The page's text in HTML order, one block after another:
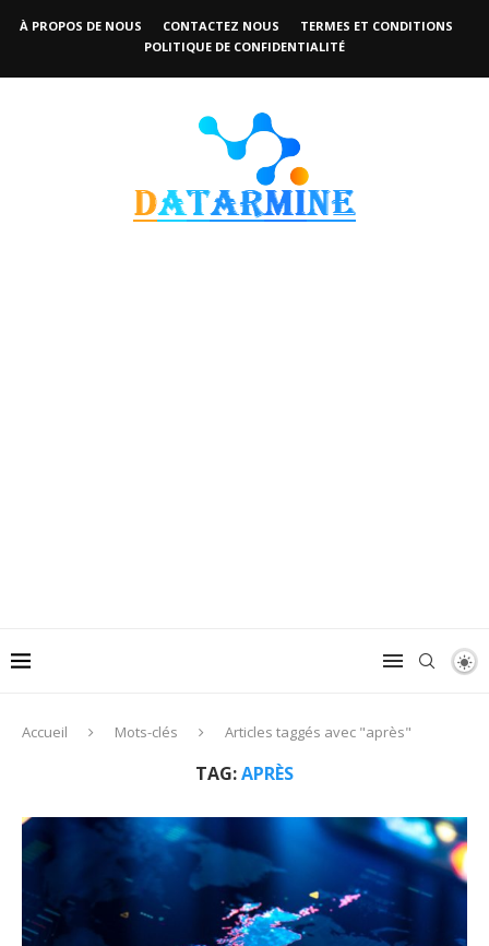
À PROPOS DE NOUS CONTACTEZ NOUS
TERMES ET CONDITIONS
POLITIQUE DE CONFIDENTIALITÉ
Accueil Mots-clés Articles taggés avec "après"
TAG:APRÈS